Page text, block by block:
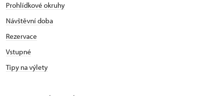
Prohlídkové okruhy
Návštěvní doba
Rezervace
Vstupné
Tipy na výlety